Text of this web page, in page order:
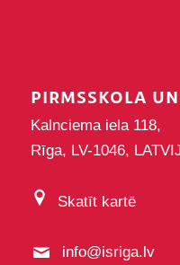
PIRMSSKOLA
Kalnciema iela 118,
Rīga, LV-1046,
Skatīt kartē
info@isriga.lv